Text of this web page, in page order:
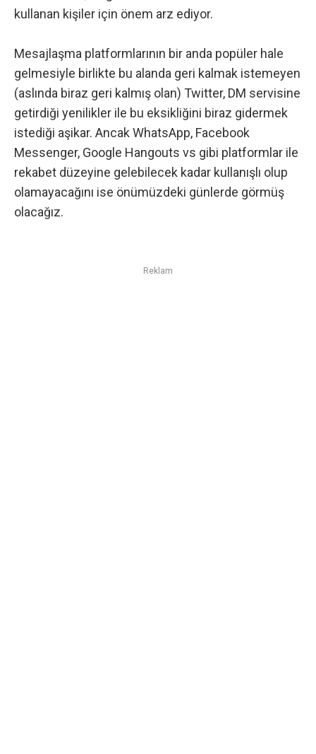
kullanan kişiler için önem arz ediyor.
Mesajlaşma platformlarının bir anda popüler hale
gelmesiyle birlikte bu alanda geri kalmak istemeyen
(aslında biraz geri kalmış olan) Twitter, DM servisine
getirdiği yenilikler ile bu eksikliğini biraz gidermek
istediği aşikar. Ancak WhatsApp, Facebook
Messenger, Google Hangouts vs gibi platformlar ile
rekabet düzeyine gelebilecek kadar kullanışlı olup
olamayacağını ise önümüzdeki günlerde görmüş
olacağız.
Reklam